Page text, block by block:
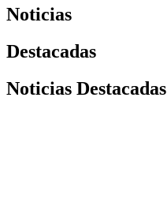
Noticias
Destacadas
Noticias Destacadas